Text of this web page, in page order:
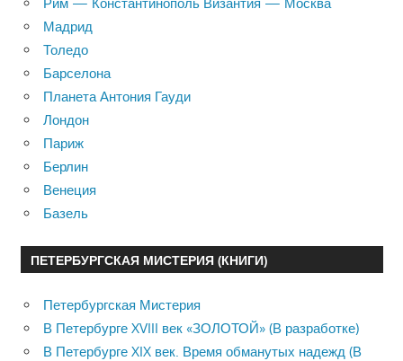
Рим — Константинополь Византия — Москва
Мадрид
Толедо
Барселона
Планета Антония Гауди
Лондон
Париж
Берлин
Венеция
Базель
ПЕТЕРБУРГСКАЯ МИСТЕРИЯ (КНИГИ)
Петербургская Мистерия
В Петербурге XVIII век «ЗОЛОТОЙ» (В разработке)
В Петербурге XIX век. Время обманутых надежд (В